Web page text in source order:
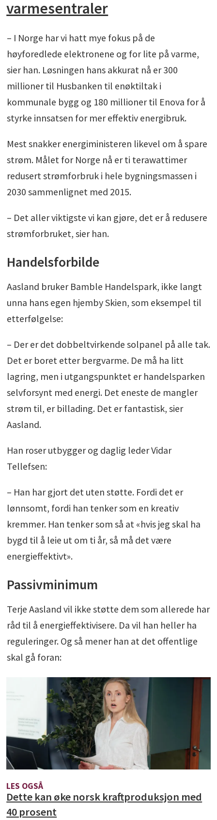
varmesentraler
– I Norge har vi hatt mye fokus på de
høyforedlede elektronene og for lite på varme,
sier han. Løsningen hans akkurat nå er 300
millioner til Husbanken til enøktiltak i
kommunale bygg og 180 millioner til Enova for å
styrke innsatsen for mer effektiv energibruk.
Mest snakker energiministeren likevel om å spare
strøm. Målet for Norge nå er ti terawattimer
redusert strømforbruk i hele bygningsmassen i
2030 sammenlignet med 2015.
– Det aller viktigste vi kan gjøre, det er å redusere
strømforbruket, sier han.
Handelsforbilde
Aasland bruker Bamble Handelspark, ikke langt
unna hans egen hjemby Skien, som eksempel til
etterfølgelse:
– Der er det dobbeltvirkende solpanel på alle tak.
Det er boret etter bergvarme. De må ha litt
lagring, men i utgangspunktet er handelsparken
selvforsynt med energi. Det eneste de mangler
strøm til, er billading. Det er fantastisk, sier
Aasland.
Han roser utbygger og daglig leder Vidar
Tellefsen:
– Han har gjort det uten støtte. Fordi det er
lønnsomt, fordi han tenker som en kreativ
kremmer. Han tenker som så at «hvis jeg skal ha
bygd til å leie ut om ti år, så må det være
energieffektivt».
Passivminimum
Terje Aasland vil ikke støtte dem som allerede har
råd til å energieffektivisere. Da vil han heller ha
reguleringer. Og så mener han at det offentlige
skal gå foran:
LES OGSÅ
Dette kan øke norsk kraftproduksjon med
40 prosent